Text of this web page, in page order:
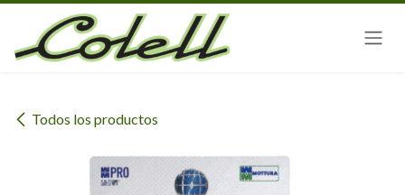
Ir al contenido
Todos los productos